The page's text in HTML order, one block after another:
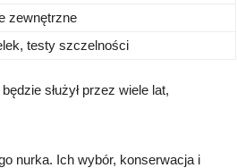
zewnętrzne
testy szczelności
służył przez wiele lat,
nurka. Ich wybór, konserwacja i